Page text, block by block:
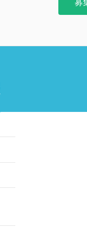
募